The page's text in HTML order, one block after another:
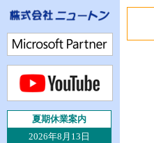
夏期休業案内
2026年8月13日